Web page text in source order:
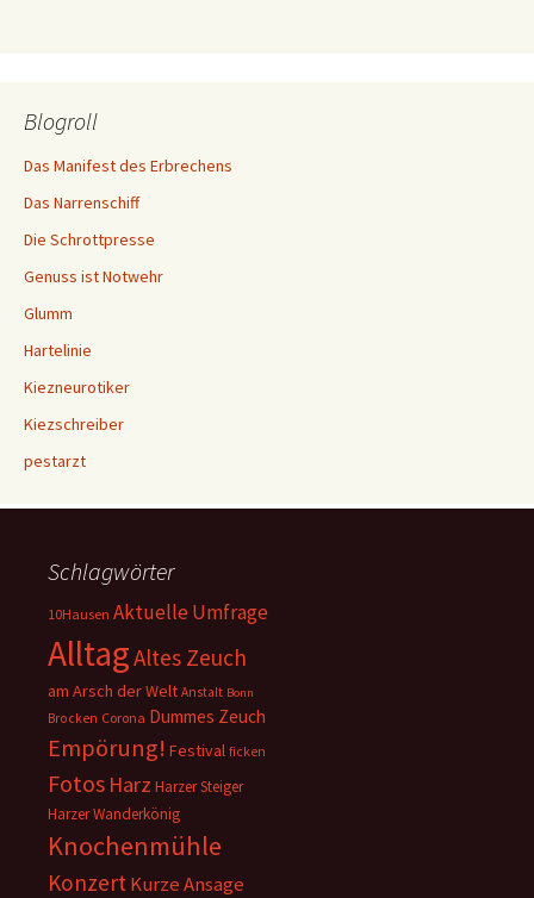
Blogroll
Das Manifest des Erbrechens
Das Narrenschiff
Die Schrottpresse
Genuss ist Notwehr
Glumm
Hartelinie
Kiezneurotiker
Kiezschreiber
pestarzt
Schlagwörter
10Hausen Aktuelle Umfrage
AlltagAltes Zeuch
am Arsch der Welt Anstalt Bonn
Brocken Corona Dummes Zeuch
Empörung! Festival ficken
Fotos Harz Harzer Steiger
Harzer Wanderkönig
Knochenmühle
KonzertKurze Ansage